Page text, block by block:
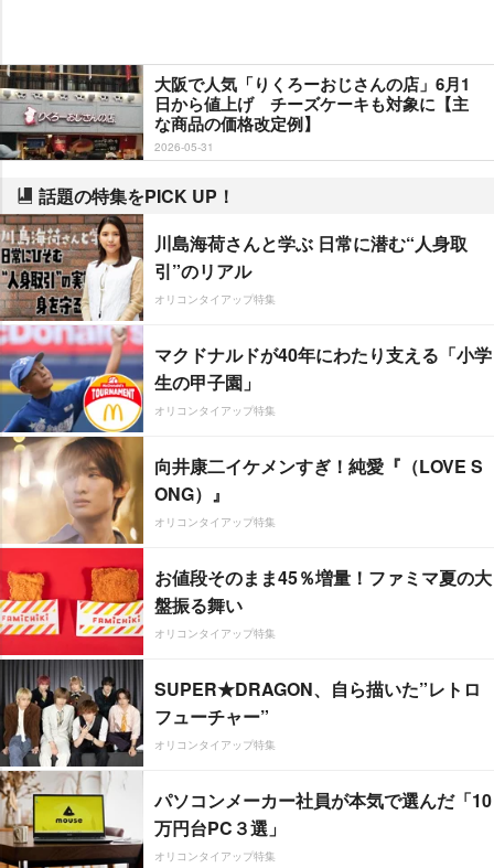
大阪で人気「りくろーおじさんの店」6月1
日から値上げ チーズケーキも対象に【主
な商品の価格改定例】
2026-05-31
話題の特集をPICK UP！
川島海荷さんと学ぶ 日常に潜む“人身取
引”のリアル
オリコンタイアップ特集
マクドナルドが40年にわたり支える「小学
生の甲子園」
オリコンタイアップ特集
向井康二イケメンすぎ！純愛『（LOVE S
ONG）』
オリコンタイアップ特集
お値段そのまま45％増量！ファミマ夏の大
盤振る舞い
オリコンタイアップ特集
SUPER★DRAGON、自ら描いた”レトロ
フューチャー”
オリコンタイアップ特集
パソコンメーカー社員が本気で選んだ「10
万円台PC３選」
オリコンタイアップ特集